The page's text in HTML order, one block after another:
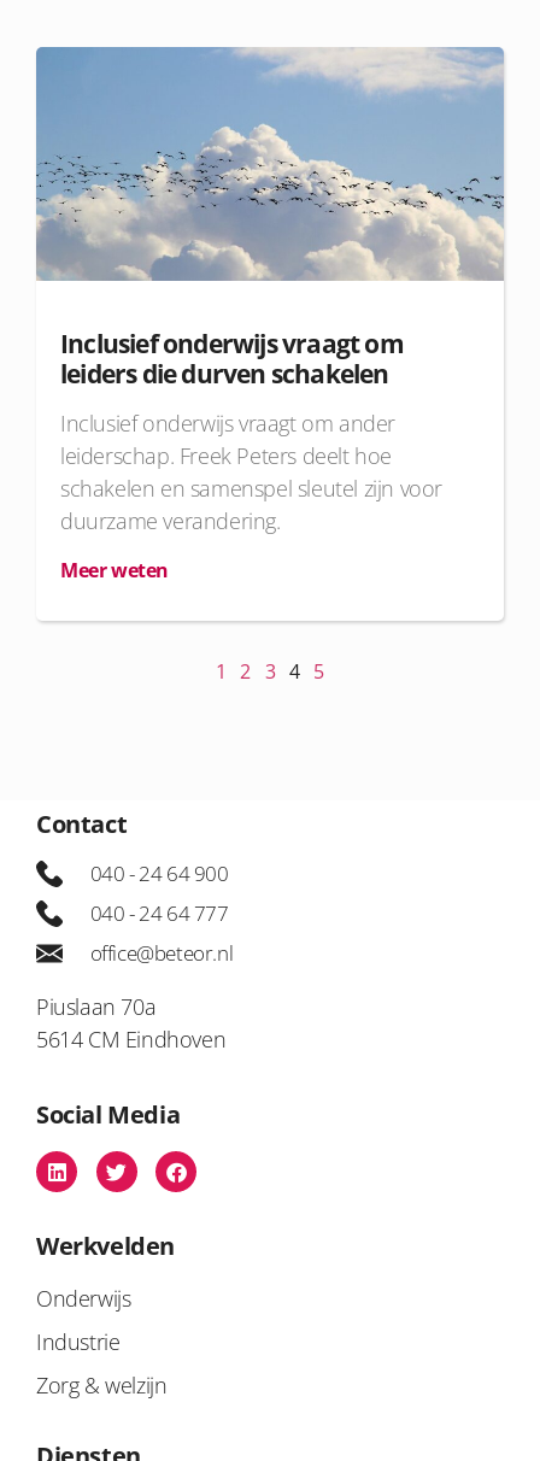
Inclusief onderwijs vraagt om
leiders die durven schakelen
Inclusief onderwijs vraagt om ander
leiderschap. Freek Peters deelt hoe
schakelen en samenspel sleutel zijn voor
duurzame verandering.
Meer weten
1 2 3 4 5
Contact
040 - 24 64 900
040 - 24 64 777
office@beteor.nl
Piuslaan 70a
5614 CM Eindhoven
Social Media
Werkvelden
Onderwijs
Industrie
Zorg & welzijn